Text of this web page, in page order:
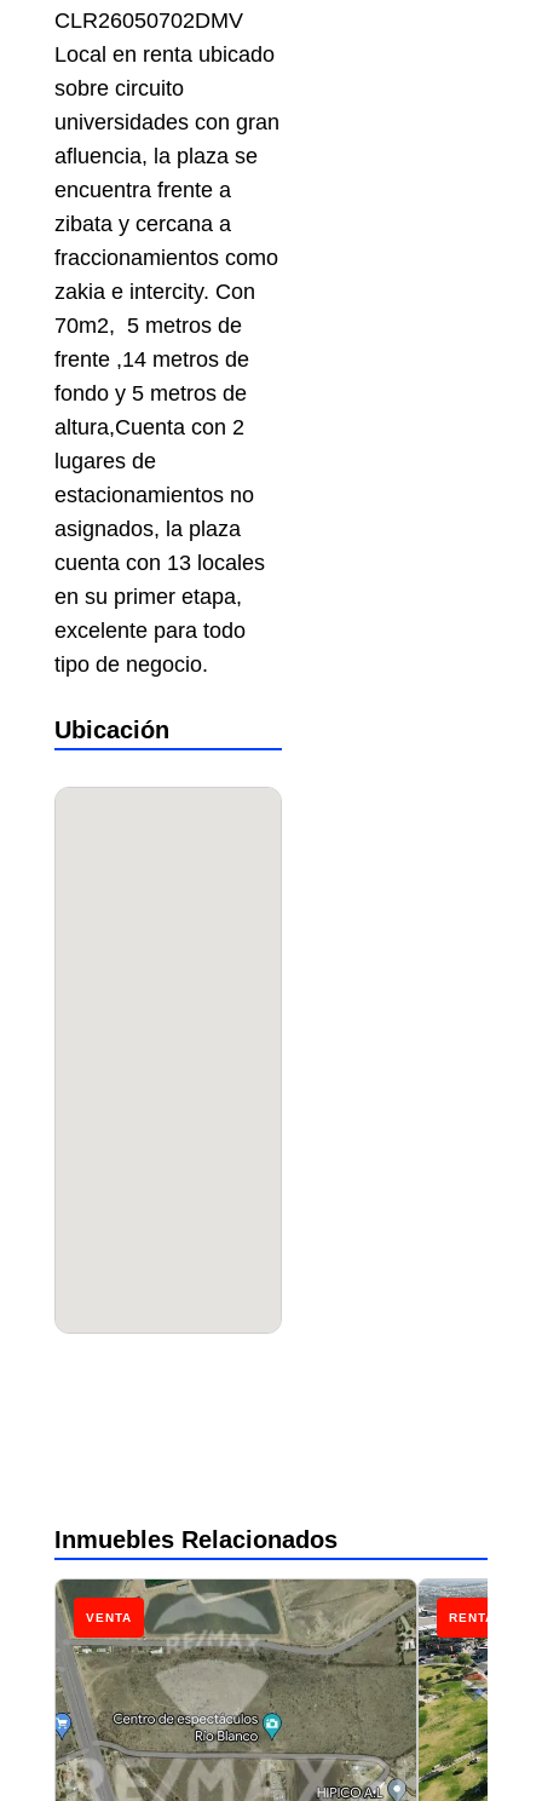
CLR26050702DMV
Local en renta ubicado
sobre circuito
universidades con gran
afluencia, la plaza se
encuentra frente a
zibata y cercana a
fraccionamientos como
zakia e intercity. Con
70m2, 5 metros de
frente ,14 metros de
fondo y 5 metros de
altura,Cuenta con 2
lugares de
estacionamientos no
asignados, la plaza
cuenta con 13 locales
en su primer etapa,
excelente para todo
tipo de negocio.
Ubicación
Inmuebles Relacionados
VENTA RENTA